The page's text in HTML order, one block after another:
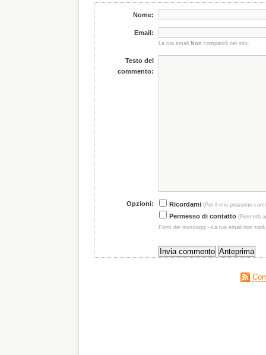
Nome:
Email:
La tua emailNon comparirà nel sito.
Testo del
commento:
Opzioni: Ricordami (Per il mio prossimo
Permesso di contatto (Permetti
Form dei messaggi --La tua email non